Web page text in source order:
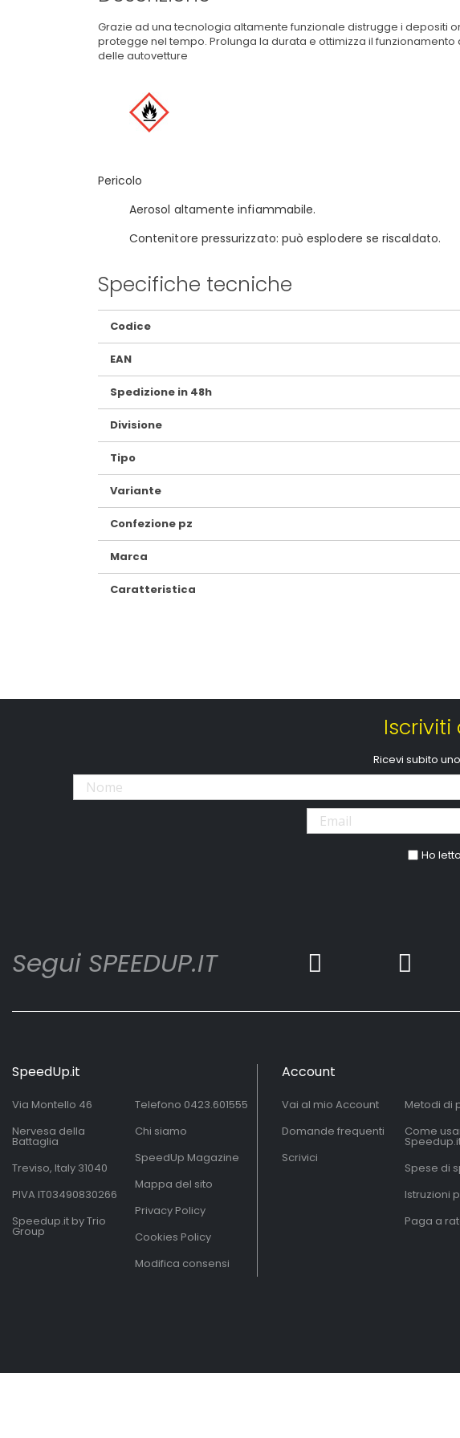
Grazie ad una tecnologia altamente funzionale distrugge i depositi
protegge nel tempo. Prolunga la durata e ottimizza il
delle autovetture
Pericolo
Aerosol altamente infiammabile.
Contenitore pressurizzato: può esplodere se riscaldato.
Specifiche tecniche
Maggiori
Informazioni
Codice
EAN
Spedizione in 48h
Divisione
Tipo
Variante
Confezione pz
Marca
Caratteristica
Iscriviti
Ricevi subito
Ho
Segui SPEEDUP.IT
SpeedUp.it
Via Montello 46
Nervesa della
Battaglia
Treviso, Italy 31040
PIVA IT03490830266
Speedup.it by Trio
Group
Telefono 0423.601555
Chi siamo
SpeedUp Magazine
Mappa del sito
Privacy Policy
Cookies Policy
Modifica consensi
Account
Vai al mio Account
Domande frequenti
Scrivici
Metodi di
Come
Spese di
Istruzioni
Paga a